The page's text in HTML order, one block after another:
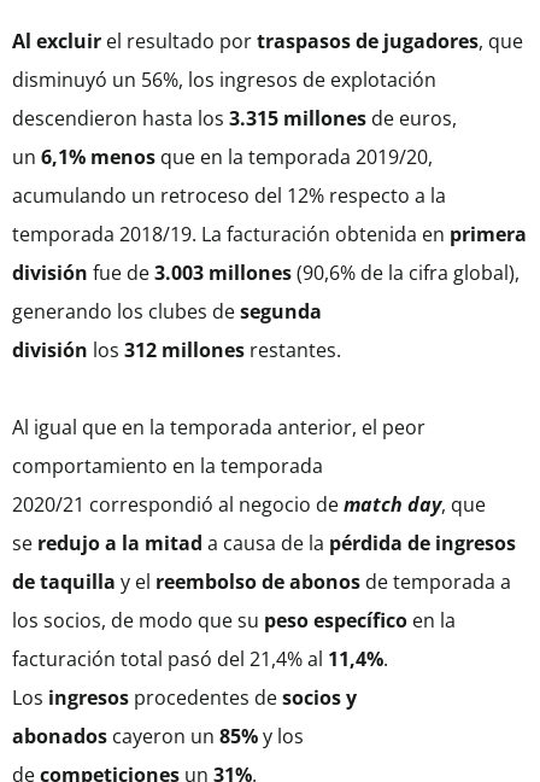
Al excluir el resultado portraspasos de jugadores, que
disminuyó un 56%, los ingresos de explotación
descendieron hasta los 3.315 millones de euros,
un 6,1% menos que en la temporada 2019/20,
acumulando un retroceso del 12% respecto a la
temporada 2018/19. La facturación obtenida en primera
división fue de3.003 millones(90,6% de la cifra global),
generando los clubes desegunda
división los 312 millones restantes.
Al igual que en la temporada anterior, el peor
comportamiento en la temporada
2020/21 correspondió al negocio dematch day, que
se redujo a la mitad a causa de la pérdida de ingresos
de taquilla y el reembolso de abonos de temporada a
los socios, de modo que su peso específico en la
facturación total pasó del 21,4% al 11,4%.
Los ingresos procedentes desocios y
abonados cayeron un 85%y los
decompeticiones un 31%.